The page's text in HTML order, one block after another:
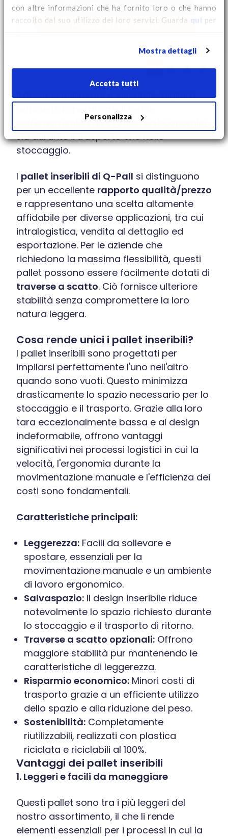
con altre informazioni che ha fornito loro o che hanno
raccolto dal suo utilizzo dei loro servizi. Guarda qui per
ulteriori informazioni sui cookie e per modificare il tuo
Mostra dettagli
Accetta tutti
Personalizza
Visualizza il prodotto
Prezzo su richiesta
1 2 3
Il design intelligente e inseribile migliora
estremamente salvaspazio ed economici,
sia durante il trasporto che nello
stoccaggio.
I pallet inseribili di Q-Pall si distinguono
per un eccellente rapporto qualità/prezzo
e rappresentano una scelta altamente
affidabile per diverse applicazioni, tra cui
intralogistica, vendita al dettaglio ed
esportazione. Per le aziende che
richiedono la massima flessibilità, questi
pallet possono essere facilmente dotati di
traverse a scatto. Ciò fornisce ulteriore
stabilità senza compromettere la loro
natura leggera.
Cosa rende unici i pallet inseribili?
I pallet inseribili sono progettati per
impilarsi perfettamente l'uno nell'altro
quando sono vuoti. Questo minimizza
drasticamente lo spazio necessario per lo
stoccaggio e il trasporto. Grazie alla loro
tara eccezionalmente bassa e al design
indeformabile, offrono vantaggi
significativi nei processi logistici in cui la
velocità, l'ergonomia durante la
movimentazione manuale e l'efficienza dei
costi sono fondamentali.
Caratteristiche principali:
Leggerezza: Facili da sollevare e
spostare, essenziali per la
movimentazione manuale e un ambiente
di lavoro ergonomico.
Salvaspazio: Il design inseribile riduce
notevolmente lo spazio richiesto durante
lo stoccaggio e il trasporto di ritorno.
Traverse a scatto opzionali: Offrono
maggiore stabilità pur mantenendo le
caratteristiche di leggerezza.
Risparmio economico: Minori costi di
trasporto grazie a un efficiente utilizzo
dello spazio e alla riduzione del peso.
Sostenibilità: Completamente
riutilizzabili, realizzati con plastica
riciclata e riciclabili al 100%.
Vantaggi dei pallet inseribili
1. Leggeri e facili da maneggiare
Questi pallet sono tra i più leggeri del
nostro assortimento, il che li rende
elementi essenziali per i processi in cui la